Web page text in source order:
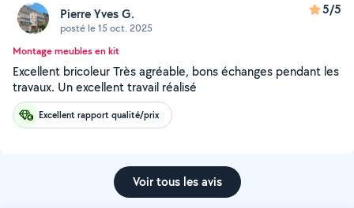
Pierre Yves G.
posté le 15 oct. 2025
5/5
Montage meubles en kit
Excellent bricoleur Très agréable, bons échanges pendant les
travaux. Un excellent travail réalisé
Excellent rapport qualité/prix
Voir tous les avis